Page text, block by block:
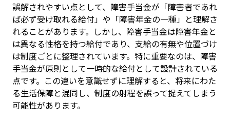
誤解されやすい点として、障害手当金が「障害者であれ
ば必ず受け取れる給付」や「障害年金の一種」と理解さ
れることがあります。しかし、障害手当金は障害年金と
は異なる性格を持つ給付であり、支給の有無や位置づけ
は制度ごとに整理されています。特に重要なのは、障害
手当金が原則として一時的な給付として設計されている
点です。この違いを意識せずに理解すると、将来にわた
る生活保障と混同し、制度の射程を誤って捉えてしまう
可能性があります。